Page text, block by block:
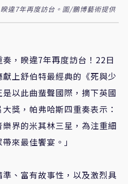
違7年再度訪台。圖/鵬博藝術提供
，睽違7年再度訪台！22日
上舒伯特最經典的《死與少
以此曲蜚聲國際，摘下英國
獎，帕弗哈斯四重奏表示：
樂界的米其林三星，為注重細
來最佳饗宴。」
、富有故事性，以及激烈具